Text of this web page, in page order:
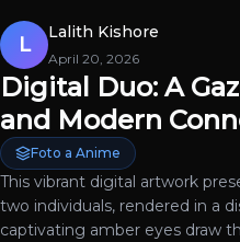
L
Lalith Kishore
April 20, 2026
Digital Duo: A
and Modern
Foto a Anime
This vibrant digital artwork
two individuals, rendered in a
captivating amber eyes draw